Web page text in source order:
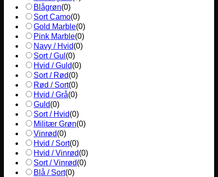
Blågrøn(0)
Sort Camo(0)
Gold Marble(0)
Pink Marble(0)
Navy / Hvid(0)
Sort / Gul (0)
Hvid / Guld(0)
Sort / Rød(0)
Rød / Sort(0)
Hvid / Grå(0)
Guld(0)
Sort / Hvid(0)
Militær Grøn(0)
Vinrød(0)
Hvid / Sort(0)
Hvid / Vinrød(0)
Sort / Vinrød(0)
Blå / Sort(0)